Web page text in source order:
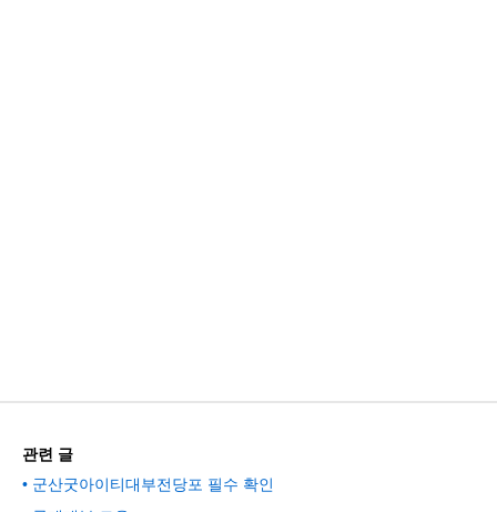
관련 글
군산굿아이티대부전당포 필수 확인